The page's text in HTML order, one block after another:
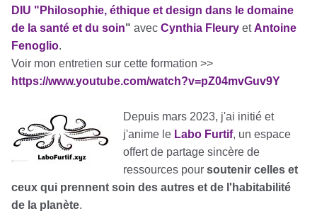
DIU "Philosophie, éthique et design dans le domaine
de la santé et du soin" avec Cynthia Fleury et Antoine
Fenoglio.
Voir mon entretien sur cette formation >>
https://www.youtube.com/watch?v=pZ04mvGuv9Y
Depuis mars 2023, j'ai initié et
j'anime le Labo Furtif, un espace
offert de partage sincère de
ressources pour soutenir celles et
ceux qui prennent soin des autres et de l'habitabilité
de la planète.